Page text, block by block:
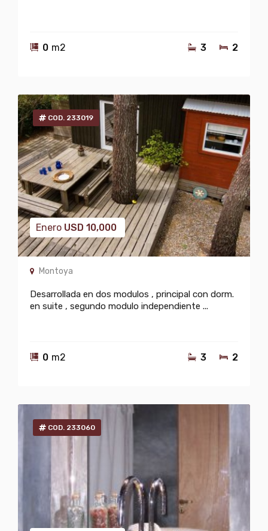
0 m2 2
3
COD. 233019
Enero USD 10,000
Montoya
Desarrollada en dos modulos , principal con dorm.
en suite , segundo modulo independiente ...
0 m2 2
3
COD. 233060